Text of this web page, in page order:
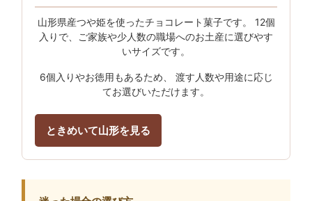
山形県産つや姫を使ったチョコレート菓子です。 12個
入りで、ご家族や少人数の職場へのお土産に選びやす
いサイズです。
6個入りやお徳用もあるため、 渡す人数や用途に応じ
てお選びいただけます。
ときめいて山形を見る